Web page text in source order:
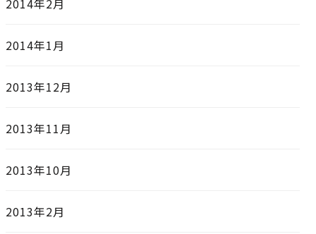
2014年2月
2014年1月
2013年12月
2013年11月
2013年10月
2013年2月